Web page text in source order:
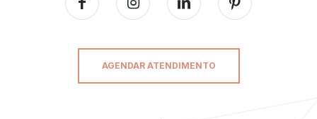
AGENDAR ATENDIMENTO